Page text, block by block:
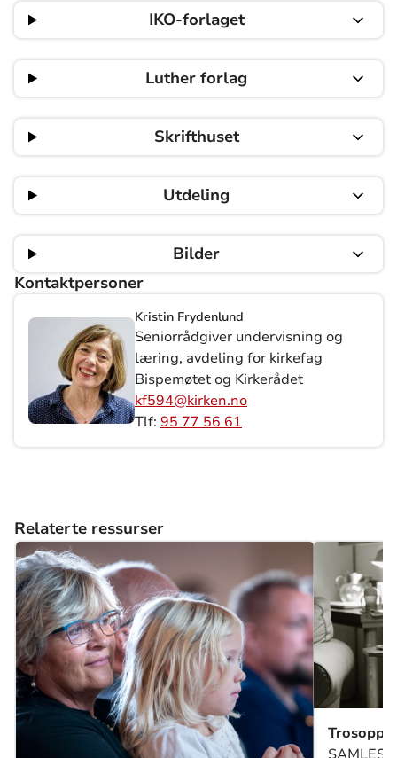
IKO-forlaget
Luther forlag
Skrifthuset
Utdeling
Bilder
Kontaktpersoner
Kristin Frydenlund
Seniorrådgiver undervisning og
læring, avdeling for kirkefag
Bispemøtet og Kirkerådet
kf594@kirken.no
Tlf: 95 77 56 61
Relaterte ressurser